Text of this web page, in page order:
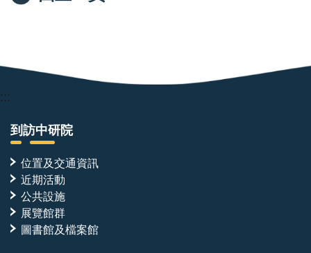
:::
到訪中研院
位置及交通資訊
近期活動
公共設施
展覽館群
圖書館及檔案館